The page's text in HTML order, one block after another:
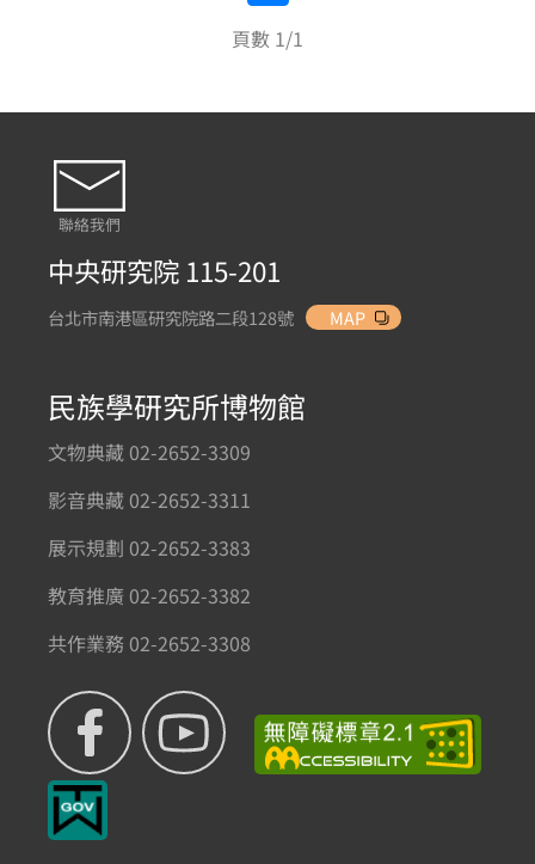
頁數 1/1
聯絡我們
中央研究院 115-201
台北市南港區研究院路二段128號 MAP
民族學研究所博物館
文物典藏 02-2652-3309
影音典藏 02-2652-3311
展示規劃 02-2652-3383
教育推廣 02-2652-3382
共作業務 02-2652-3308